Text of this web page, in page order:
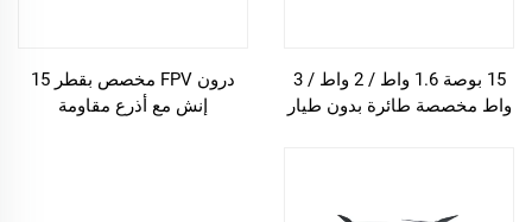
15 بوصة 1.6 واط / 2 واط / 3
واط مخصصة طائرة بدون طيار
درون FPV مخصص بقطر 15
إنش مع أذرع مقاومة